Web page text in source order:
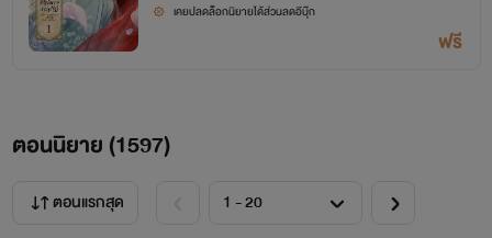
เคยปลดล็อกนิยายได้ส่วนลดอีบุ๊ก
ฟรี
ตอนนิยาย (1597)
ตอนแรกสุด